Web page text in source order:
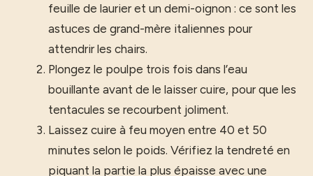
feuille de laurier et un demi-oignon : ce sont les
astuces de grand-mère italiennes pour
attendrir les chairs.
Plongez le poulpe trois fois dans l’eau
bouillante avant de le laisser cuire, pour que les
tentacules se recourbent joliment.
Laissez cuire à feu moyen entre 40 et 50
minutes selon le poids. Vérifiez la tendreté en
piquant la partie la plus épaisse avec une